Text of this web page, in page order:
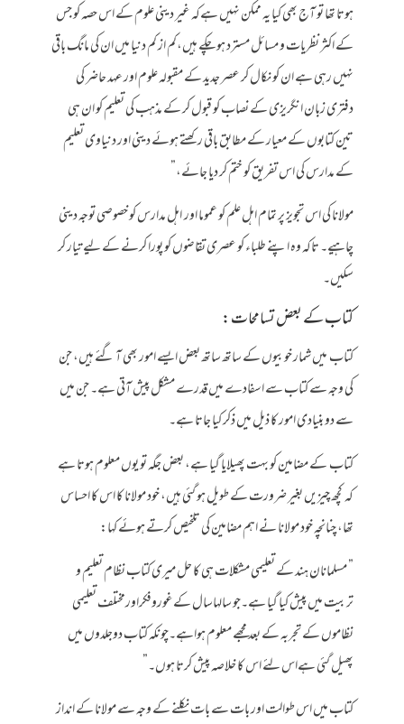
ہوتا تھا تو آج بھی کیا یہ ممکن نہیں ہےکہ غیر دینی علوم کے اس حصہ کو جس
کے اکثر نظریات و مسائل مسترد ہو چکے ہیں،کم از کم دنیا میں ان کی مانگ باقی
نہیں رہی ہے ان کو نکال کر عصر جدید کے مقبولہ علوم اور عہد حاضر کی
دفتری زبان انگریزی کے نصاب کو قبول کر کے مذہب کی تعلیم کو ان ہی
تین کتابوں کے معیار کے مطابق باقی رکھتے ہوئے دینی اور دنیاوی تعلیم
کے مدارس کی اس تفریق کو ختم کر دیا جائے،”
مولانا کی اس تجویز پر تمام اہل علم کو عموما اور اہل مدارس کو خصوصی توجہ دینی
چاہیے۔ تاکہ وہ اپنے طلباء کو عصری تقاضوں کو پورا کرنے کے لیے تیار کر
سکیں۔
کتاب کے بعض تسامحات :
کتاب میں شمار خوبیوں کے ساتھ ساتھ بعض ایسے امور بھی آ گئے ہیں، جن
کی وجہ سے کتاب سے اسفادے میں قدرے مشکل پیش آتی ہے۔ جن میں
سے دو بنیادی امور کا ذیل میں ذکر کیا جاتا ہے۔
کتاب کے مضامین کو بہت پھیلایا گیا ہے، بعض جگہ تو یوں معلوم ہوتا ہے
کہ کچھ چیزیں بغیر ضرورت کے طویل ہو گئی ہیں، خود مولانا کا اس کا احساس
تھا، چنانچہ خود مولانا نے اہم مضامین کی تلخیص کرتے ہوئے کہا:
” مسلمانان ہند کے تعلیمی مشکلات ہی کا حل میری کتاب نظام تعلیم و
تربیت میں پیش کیا گیا ہے۔جو سالہاسال کےغوروفکراورمختلف تعلیمی
نظاموں کے تجربہ کے بعد مجھے معلوم ہواہے۔چونکہ کتاب دوجلدوں میں
پھیل گئی ہےاس لئے اس کا خلاصہ پیش کرتا ہوں۔”
کتاب میں اس طوالت اور بات سے بات نکلنے کے وجہ سے مولانا کے انداز